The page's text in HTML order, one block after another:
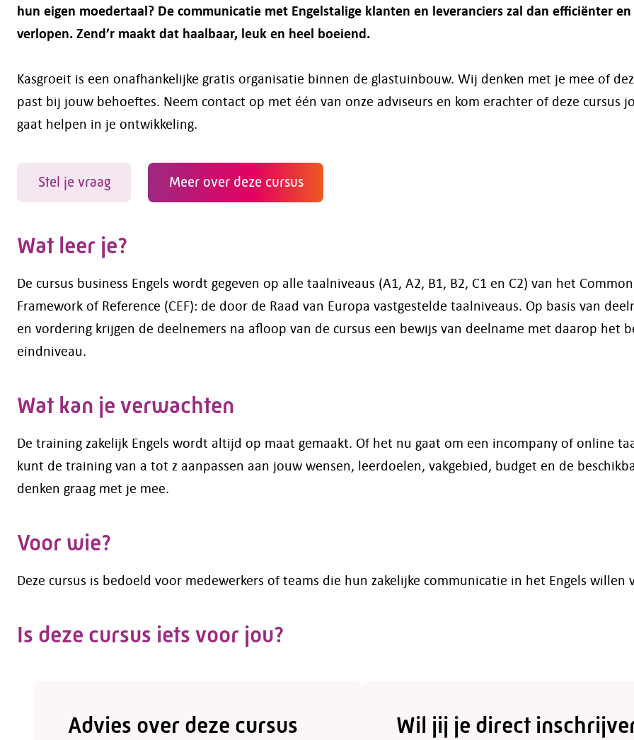
hun eigen moedertaal? De communicatie met Engelstalige klanten en leveranciers zal dan efficiënter
verlopen. Zend’r maakt dat haalbaar, leuk en heel boeiend.
Kasgroeit is een onafhankelijke gratis organisatie binnen de glastuinbouw. Wij denken met je mee of
past bij jouw behoeftes. Neem contact op met één van onze adviseurs en kom erachter of deze cursus
gaat helpen in je ontwikkeling.
Stel je vraag Meer over deze cursus
Wat leer je?
De cursus business Engels wordt gegeven op alle taalniveaus (A1, A2, B1, B2, C1 en C2) van het
Framework of Reference (CEF): de door de Raad van Europa vastgestelde taalniveaus. Op basis van
en vordering krijgen de deelnemers na afloop van de cursus een bewijs van deelname met daarop het
eindniveau.
Wat kan je verwachten
De training zakelijk Engels wordt altijd op maat gemaakt. Of het nu gaat om een incompany of online
kunt de training van a tot z aanpassen aan jouw wensen, leerdoelen, vakgebied, budget en de
denken graag met je mee.
Voor wie?
Deze cursus is bedoeld voor medewerkers of teams die hun zakelijke communicatie in het Engels willen
Is deze cursus iets voor jou?
Advies over deze cursus Wil jij je direct